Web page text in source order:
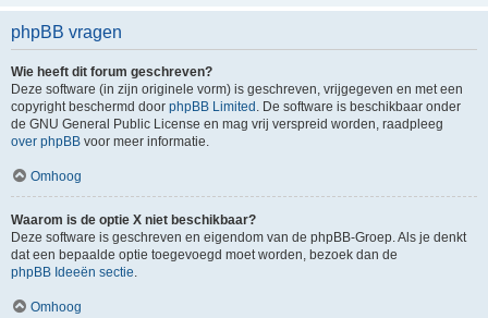
phpBB vragen
Wie heeft dit forum geschreven?
Deze software (in zijn originele vorm) is geschreven, vrijgegeven en met een
copyright beschermd door phpBB Limited . De software is beschikbaar onder
de GNU General Public License en mag vrij verspreid worden, raadpleeg
over phpBB voor meer informatie.
Omhoog
Waarom is de optie X niet beschikbaar?
Deze software is geschreven en eigendom van de phpBB-Groep. Als je denkt
dat een bepaalde optie toegevoegd moet worden, bezoek dan de
phpBB Ideeën sectie.
Omhoog